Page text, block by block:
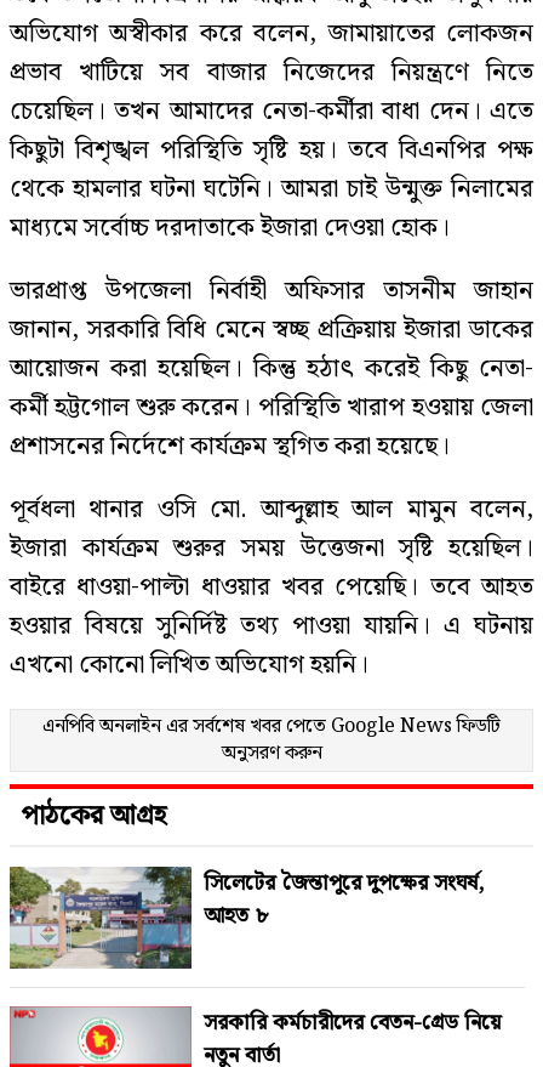
অভিযোগ অস্বীকার করে বলেন, জামায়াতের লোকজন
প্রভাব খাটিয়ে সব বাজার নিজেদের নিয়ন্ত্রণে নিতে
চেয়েছিল। তখন আমাদের নেতা-কর্মীরা বাধা দেন। এতে
কিছুটা বিশৃঙ্খল পরিস্থিতি সৃষ্টি হয়। তবে বিএনপির পক্ষ
থেকে হামলার ঘটনা ঘটেনি। আমরা চাই উন্মুক্ত নিলামের
মাধ্যমে সর্বোচ্চ দরদাতাকে ইজারা দেওয়া হোক।
ভারপ্রাপ্ত উপজেলা নির্বাহী অফিসার তাসনীম জাহান
জানান, সরকারি বিধি মেনে স্বচ্ছ প্রক্রিয়ায় ইজারা ডাকের
আয়োজন করা হয়েছিল। কিন্তু হঠাৎ করেই কিছু নেতা-
কর্মী হট্টগোল শুরু করেন। পরিস্থিতি খারাপ হওয়ায় জেলা
প্রশাসনের নির্দেশে কার্যক্রম স্থগিত করা হয়েছে।
পূর্বধলা থানার ওসি মো. আব্দুল্লাহ আল মামুন বলেন,
ইজারা কার্যক্রম শুরুর সময় উত্তেজনা সৃষ্টি হয়েছিল।
বাইরে ধাওয়া-পাল্টা ধাওয়ার খবর পেয়েছি। তবে আহত
হওয়ার বিষয়ে সুনির্দিষ্ট তথ্য পাওয়া যায়নি। এ ঘটনায়
এখনো কোনো লিখিত অভিযোগ হয়নি।
এনপিবি অনলাইন এর সর্বশেষ খবর পেতে Google Newsফিডটি
অনুসরণ করুন
পাঠকের আগ্রহ
সিলেটের জৈন্তাপুরে দুপক্ষের সংঘর্ষ,
আহত ৮
সরকারি কর্মচারীদের বেতন-গ্রেড নিয়ে
নতুন বার্তা